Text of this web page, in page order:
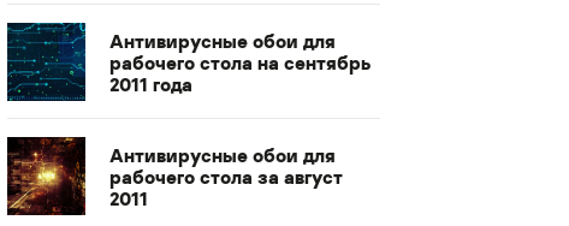
Антивирусные обои для
рабочего стола на сентябрь
2011 года
Антивирусные обои для
рабочего стола за август
2011